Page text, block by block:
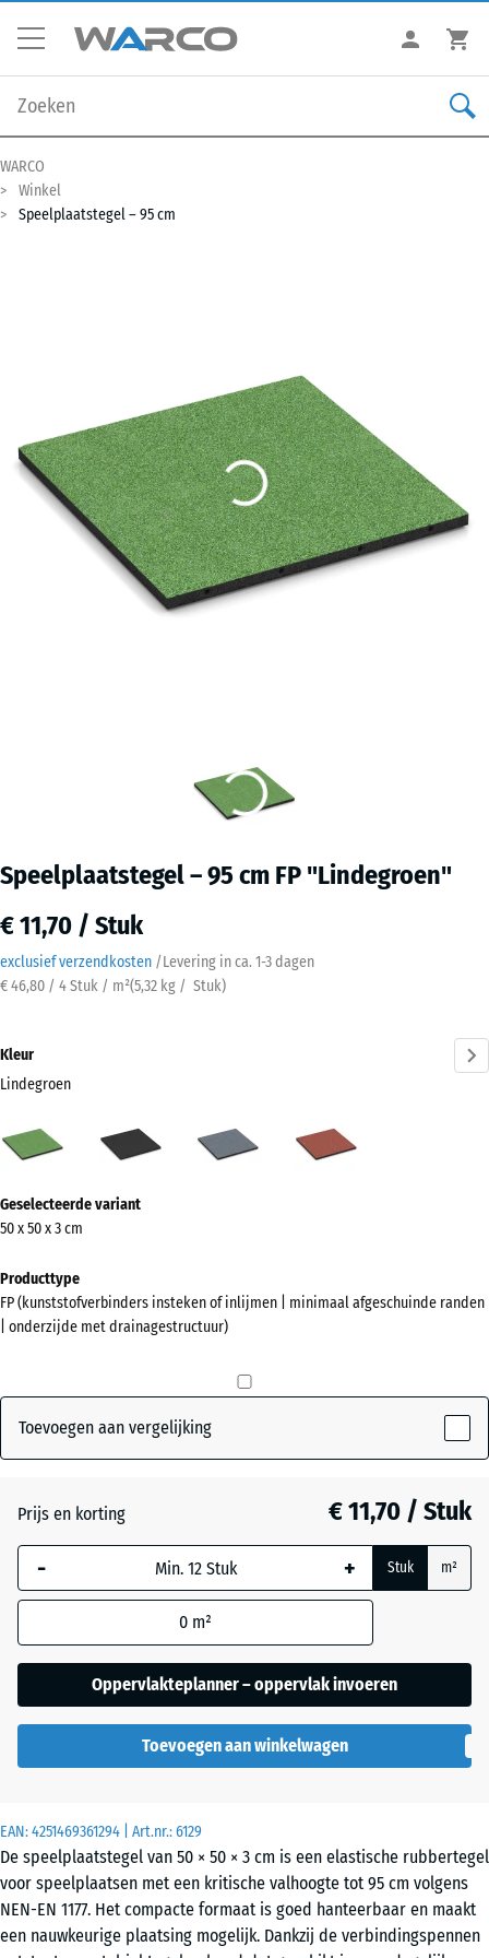
WARCO
Winkel
Speelplaatstegel – 95 cm
Speelplaatstegel – 95 cm FP "Lindegroen"
€ 11,70 / Stuk
exclusief verzendkosten /Levering in ca. 1-3 dagen
€ 46,80 / 4 Stuk / m²(5,32 kg / Stuk)
EAN:4251469361294 | Art.nr.:6129
De speelplaatstegel van 50 × 50 × 3 cm is een elastische rubbertegel
voor speelplaatsen met een kritische valhoogte tot 95 cm volgens
NEN-EN 1177. Het compacte formaat is goed hanteerbaar en maakt
een nauwkeurige plaatsing mogelijk. Dankzij de verbindingspennen
Kleur
Lindegroen
(active)
informatie
over
kleuren?
Kleurenpalet
(active)
Grafietgrijs
Tomatenrood - € 0,40
Geselecteerde variant
50 x 50 x 3 cm
Producttype
FP (kunststofverbinders insteken of inlijmen | minimaal afgeschuinde randen
| onderzijde met drainagestructuur)
Toevoegen aan vergelijking
Prijs en korting € 11,70 / Stuk
- + Stuk m²
0 m²
Oppervlakteplanner – oppervlak invoeren
Toevoegen aan winkelwagen